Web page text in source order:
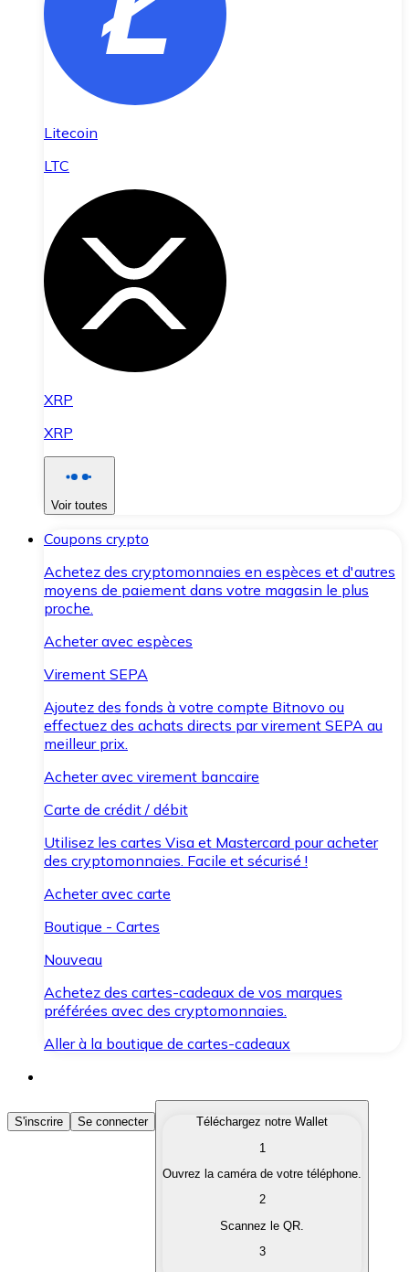
Litecoin
LTC
XRP
XRP
Voir toutes
Coupons crypto
Achetez des cryptomonnaies en espèces et d'autres
moyens de paiement dans votre magasin le plus
proche.
Acheter avec espèces
Virement SEPA
Ajoutez des fonds à votre compte Bitnovo ou
effectuez des achats directs par virement SEPA au
meilleur prix.
Acheter avec virement bancaire
Carte de crédit / débit
Utilisez les cartes Visa et Mastercard pour acheter
des cryptomonnaies. Facile et sécurisé !
Acheter avec carte
Boutique - Cartes
Nouveau
Achetez des cartes-cadeaux de vos marques
préférées avec des cryptomonnaies.
Aller à la boutique de cartes-cadeaux
Acheter des Cryptomonnaies
Achetez les cryptomonnaies qui vous intéressent
Convertissez vos cryptomonnaies en monnaie
S'inscrire Se connecter
Téléchargez notre Wallet
1
Ouvrez la caméra de votre téléphone.
2
Scannez le QR.
3